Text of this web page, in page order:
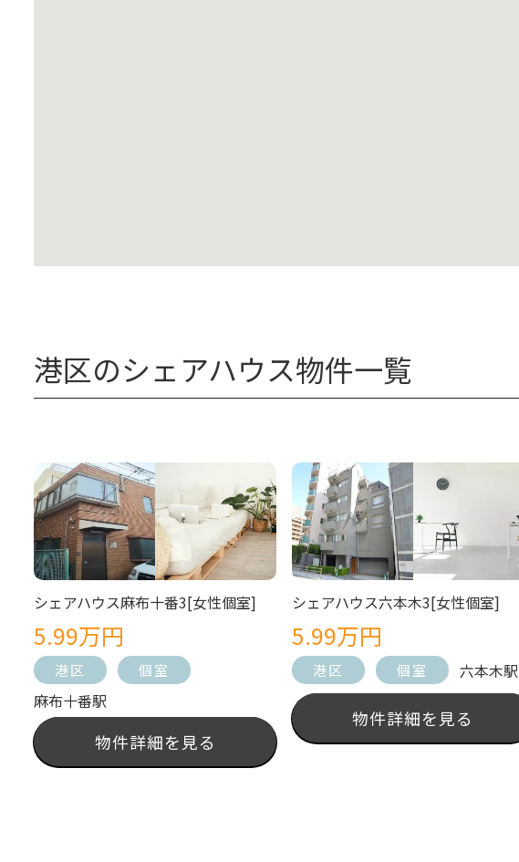
港区のシェアハウス物件一覧
シェアハウス麻布十番3[女性個室]
5.99万円
港区 個室
麻布十番駅
物件詳細を見る
シェアハウス六本木3[女性個室]
5.99万円
港区 個室 六本木駅
物件詳細を見る